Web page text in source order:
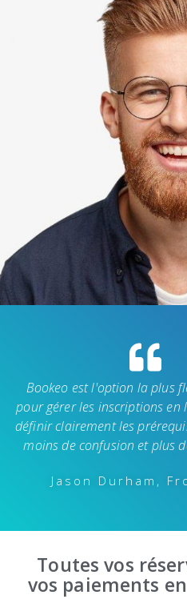
Bookeo est l'option la plus
pour gérer les inscriptions en
définir clairement les
moins de confusion et plus
Jason Durham,
Toutes vos
vos paiements